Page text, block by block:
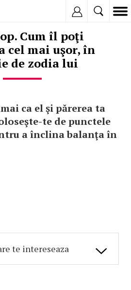
Cum îl poţi
cel mai uşor, în
de zodia lui
ca el şi părerea ta
te de punctele
a înclina balanţa în